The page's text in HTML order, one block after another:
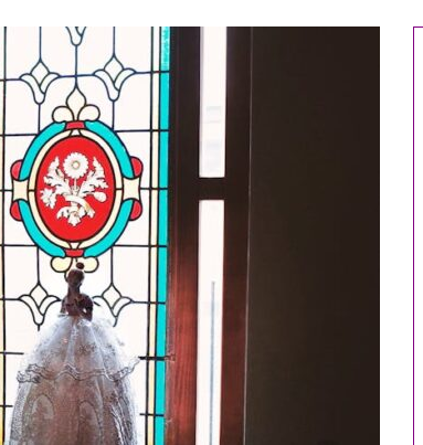
: 5
Comment choisir le
réfrigérant R32 pour votre
système de climatisation